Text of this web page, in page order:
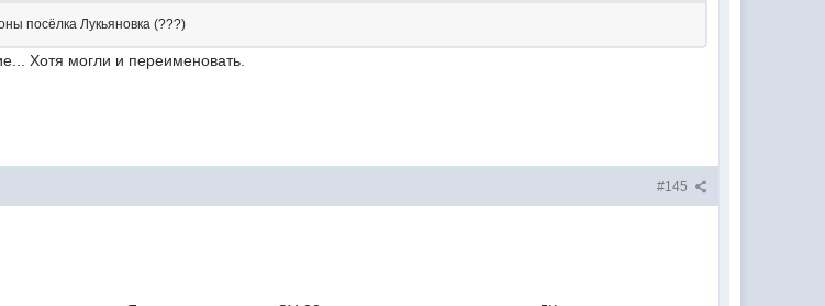
посёлка Лукьяновка (???)
Хотя могли и переименовать.
#145